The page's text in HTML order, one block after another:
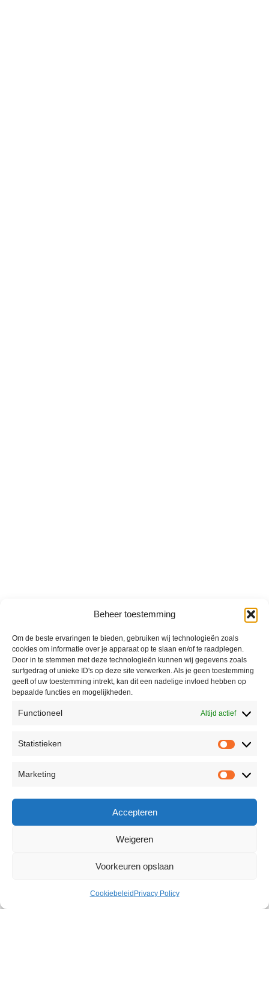
Beheer toestemming
Om de beste ervaringen te bieden, gebruiken wij technologieën zoals
cookies om informatie over je apparaat op te slaan en/of te raadplegen.
Door in te stemmen met deze technologieën kunnen wij gegevens zoals
surfgedrag of unieke ID's op deze site verwerken. Als je geen toestemming
geeft of uw toestemming intrekt, kan dit een nadelige invloed hebben op
bepaalde functies en mogelijkheden.
Functioneel Altijd actief
Statistieken
Marketing
Accepteren
Weigeren
Voorkeuren opslaan
Cookiebeleid Privacy Policy